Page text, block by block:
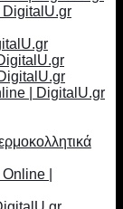
DigitalU.gr
| DigitalU.gr
|